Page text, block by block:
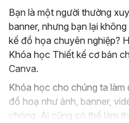
Bạn là một người thường
banner, nhưng bạn lại
kế đồ họa chuyên nghiệp?
Khóa học Thiết kế cơ bản
Canva.
Khóa học cho chúng ta làm
đồ hoạ như ảnh, banner,
chóng. Ai cũng có thể làm